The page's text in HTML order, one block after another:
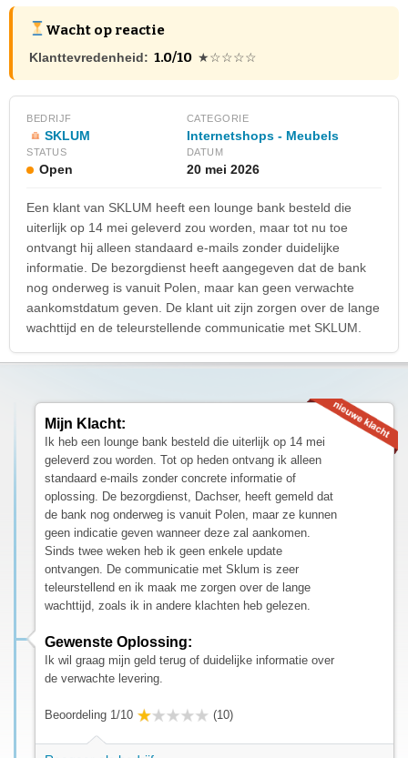
Wacht op reactie
Klanttevredenheid: 1.0/10 ★☆☆☆☆
BEDRIJF
SKLUM
CATEGORIE
Internetshops - Meubels
STATUS
Open
DATUM
20 mei 2026
Een klant van SKLUM heeft een lounge bank besteld die
uiterlijk op 14 mei geleverd zou worden, maar tot nu toe
ontvangt hij alleen standaard e-mails zonder duidelijke
informatie. De bezorgdienst heeft aangegeven dat de bank
nog onderweg is vanuit Polen, maar kan geen verwachte
aankomstdatum geven. De klant uit zijn zorgen over de lange
wachttijd en de teleurstellende communicatie met SKLUM.
Mijn Klacht:
Ik heb een lounge bank besteld die uiterlijk op 14 mei
geleverd zou worden. Tot op heden ontvang ik alleen
standaard e-mails zonder concrete informatie of
oplossing. De bezorgdienst, Dachser, heeft gemeld dat
de bank nog onderweg is vanuit Polen, maar ze kunnen
geen indicatie geven wanneer deze zal aankomen.
Sinds twee weken heb ik geen enkele update
ontvangen. De communicatie met Sklum is zeer
teleurstellend en ik maak me zorgen over de lange
wachttijd, zoals ik in andere klachten heb gelezen.
Gewenste Oplossing:
Ik wil graag mijn geld terug of duidelijke informatie over
de verwachte levering.
Beoordeling 1/10 (10)